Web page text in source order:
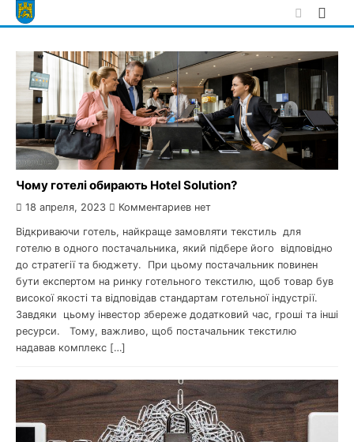
Skip
to
Чому готелі обирають Hotel Solution?
18 апреля, 2023 Комментариев нет
Відкриваючи готель, найкраще замовляти текстиль для
готелю в одного постачальника, який підбере його відповідно
до стратегії та бюджету. При цьому постачальник повинен
бути експертом на ринку готельного текстилю, щоб товар був
високої якості та відповідав стандартам готельної індустрії.
Завдяки цьому інвестор збереже додатковий час, гроші та інші
ресурси. Тому, важливо, щоб постачальник текстилю
надавав комплекс […]